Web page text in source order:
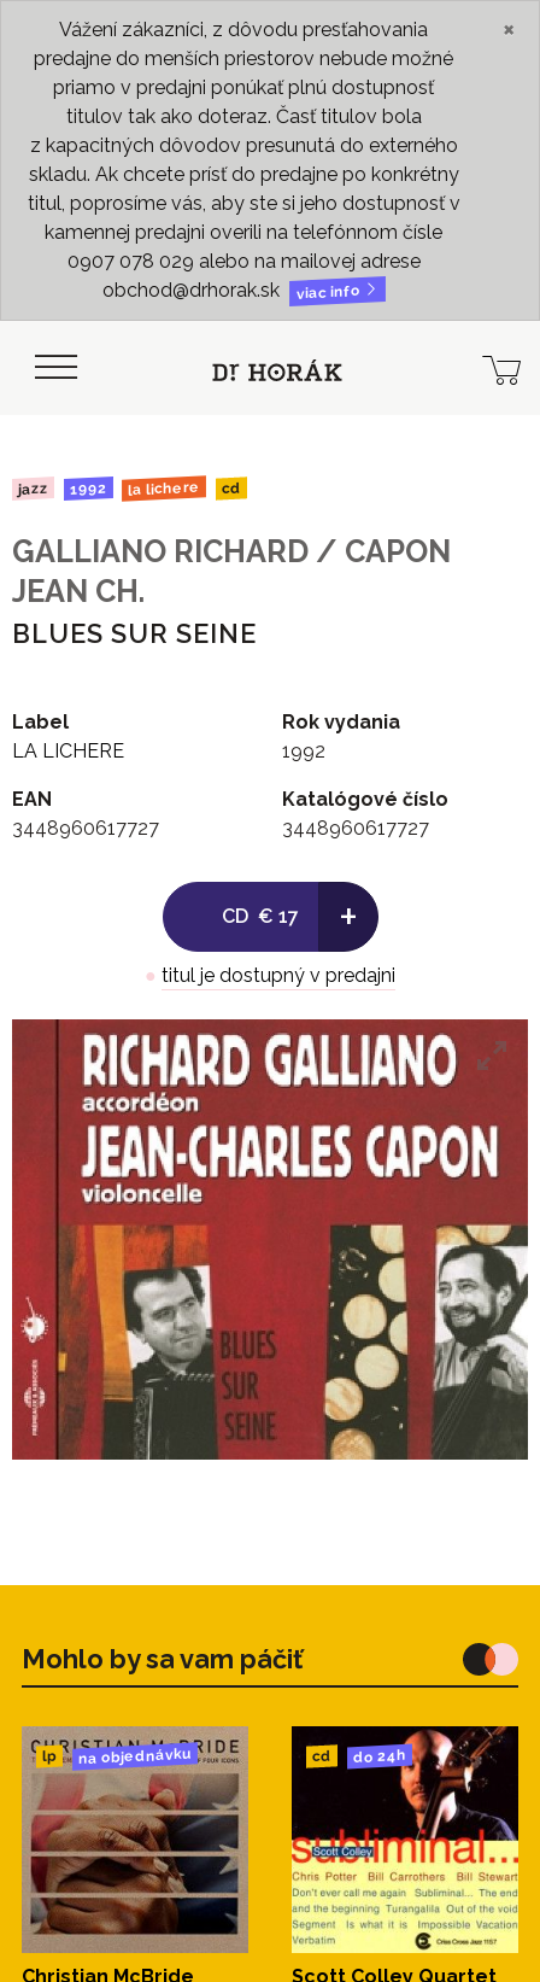
Vážení zákazníci, z dôvodu presťahovania
predajne do menších priestorov nebude možné
priamo v predajni ponúkať plnú dostupnosť
titulov tak ako doteraz. Časť titulov bola
z kapacitných dôvodov presunutá do externého
skladu. Ak chcete prísť do predajne po konkrétny
titul, poprosíme vás, aby ste si jeho dostupnosť v
kamennej predajni overili na telefónnom čísle
0907 078 029 alebo na mailovej adrese
obchod@drhorak.sk
viac info
×
jazz 1992 la lichere cd
GALLIANO RICHARD / CAPON
JEAN CH.
BLUES SUR SEINE
Label
LA LICHERE
Rok vydania
1992
EAN
3448960617727
Katalógové číslo
3448960617727
CD € 17 +
● titul je dostupný v predajni
Mohlo by sa vam páčiť
lp na objednávku
Christian McBride
cd do 24h
Scott Colley Quartet